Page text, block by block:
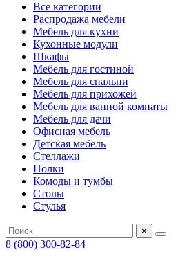
Все категории
Распродажа мебели
Мебель для кухни
Кухонные модули
Шкафы
Мебель для гостиной
Мебель для спальни
Мебель для прихожей
Мебель для ванной комнаты
Мебель для дачи
Офисная мебель
Детская мебель
Стеллажи
Полки
Комоды и тумбы
Столы
Стулья
×
8 (800) 300-82-84